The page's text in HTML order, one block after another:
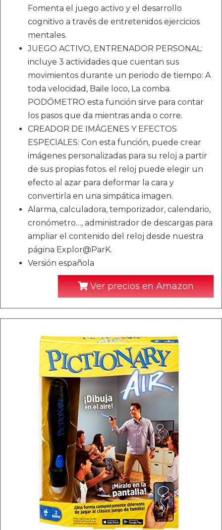
Fomenta el juego activo y el desarrollo
cognitivo a través de entretenidos ejercicios
mentales.
JUEGO ACTIVO, ENTRENADOR PERSONAL:
incluye 3 actividades que cuentan sus
movimientos durante un periodo de tiempo: A
toda velocidad, Baile loco, La comba.
PODÓMETRO esta función sirve para contar
los pasos que da mientras anda o corre.
CREADOR DE IMÁGENES Y EFECTOS
ESPECIALES: Con esta función, puede crear
imágenes personalizadas para su reloj a partir
de sus propias fotos. el reloj puede elegir un
efecto al azar para deformar la cara y
convertirla en una simpática imagen.
Alarma, calculadora, temporizador, calendario,
cronómetro…, administrador de descargas para
ampliar el contenido del reloj desde nuestra
página Explor@ParK.
Versión española
Ver precios en Amazon